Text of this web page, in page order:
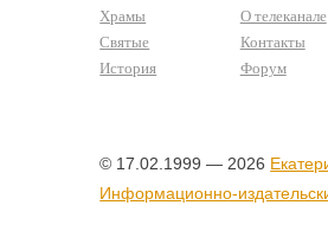
Храмы
Святые
История
О телеканале
Контакты
Форум
© 17.02.1999 — 2026
Информационно-